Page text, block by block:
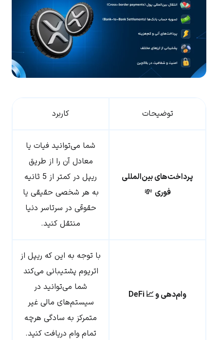
توضیحات کاربرد
پرداخت‌های بین‌المللی
فوری 💸
شما می‌توانید فیات یا
معادل آن را از طریق
ریپل در کمتر از 5 ثانیه
به هر شخصی حقیقی یا
حقوقی در سرتاسر دنیا
منتقل کنید.
وام‌دهی و 📈 DeFi
با توجه به این که ریپل از
اتریوم پشتیبانی می‌کند
شما می‌توانید در
سیستم‌های مالی غیر
متمرکز به سادگی هرچه
تمام وام دریافت کنید.